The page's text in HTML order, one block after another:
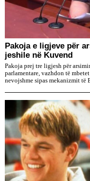
Pakoja e ligjeve për
jeshile në Kuvend
Pakoja prej tre ligjesh për
parlamentare, vazhdon të
nevojshme sipas mekanizmit të